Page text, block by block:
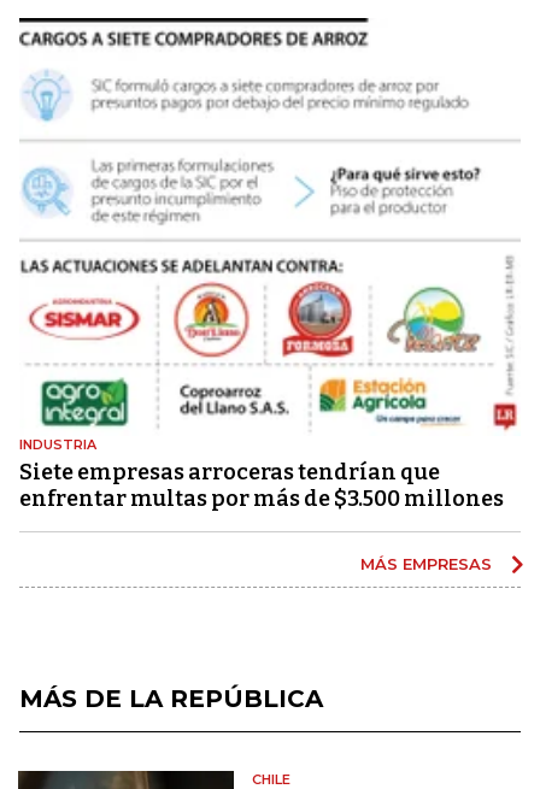
INDUSTRIA
Siete empresas arroceras tendrían que
enfrentar multas por más de $3.500 millones
MÁS EMPRESAS
MÁS DE LA REPÚBLICA
CHILE